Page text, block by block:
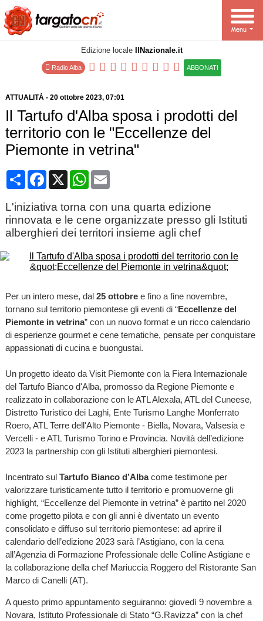
Edizione locale IlNazionale.it
Radio Alba ABBONATI
ATTUALITÀ- 20 ottobre 2023, 07:01
Il Tartufo d'Alba sposa i prodotti del
territorio con le "Eccellenze del
Piemonte in vetrina"
CondividiFacebook
X WhatsApp
Email
L'iniziativa torna con una quarta edizione
rinnovata e le cene organizzate presso gli Istituti
alberghieri dei territori insieme agli chef
Per un intero mese, dal 25 ottobree fino a fine novembre,
tornano sul territorio piemontese gli eventi di “Eccellenze del
Piemonte in vetrina” con un nuovo format e un ricco calendario
di esperienze gourmet e cene tematiche, pensate per conquistare
appassionati di cucina e buongustai.
Un progetto ideato da Visit Piemonte con la Fiera Internazionale
del Tartufo Bianco d'Alba, promosso da Regione Piemonte e
realizzato in collaborazione con le ATL Alexala, ATL del Cuneese,
Distretto Turistico dei Laghi, Ente Turismo Langhe Monferrato
Roero, ATL Terre dell'Alto Piemonte - Biella, Novara, Valsesia e
Vercelli - e ATL Turismo Torino e Provincia. Novità dell’edizione
2023 la partnership con gli Istituti alberghieri piemontesi.
Incentrato sul Tartufo Bianco d’Albacome testimone per
valorizzare turisticamente tutto il territorio e promuoverne gli
highlight, “Eccellenze del Piemonte in vetrina” è partito nel 2020
come progetto pilota e con gli anni è diventato un evento
consolidato e diffuso sul territorio piemontese: ad aprire il
calendario dell’edizione 2023 sarà l’Astigiano, con la cena
all’Agenzia di Formazione Professionale delle Colline Astigiane e
la collaborazione della chef Mariuccia Roggero del Ristorante San
Marco di Canelli (AT).
A questo primo appuntamento seguiranno: giovedì 9 novembre a
Novara, Istituto Professionale di Stato “G.Ravizza” con la chef